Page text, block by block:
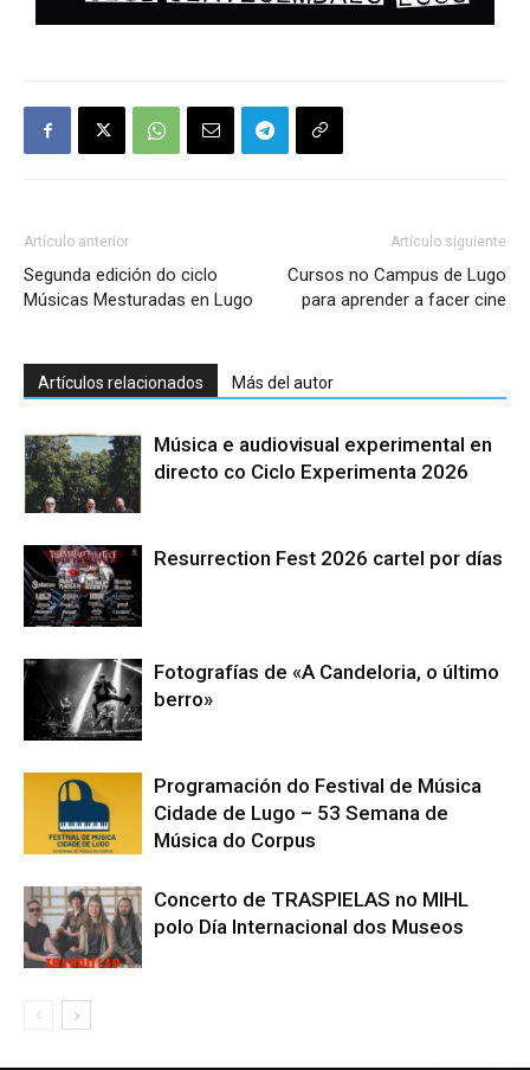
Artículo anterior
Segunda edición do ciclo
Músicas Mesturadas en Lugo
Artículo siguiente
Cursos no Campus de Lugo
para aprender a facer cine
Artículos relacionados Más del autor
Música e audiovisual experimental en
directo co Ciclo Experimenta 2026
Resurrection Fest 2026 cartel por días
Fotografías de «A Candeloria, o último
berro»
Programación do Festival de Música
Cidade de Lugo – 53 Semana de
Música do Corpus
Concerto de TRASPIELAS no MIHL
polo Día Internacional dos Museos